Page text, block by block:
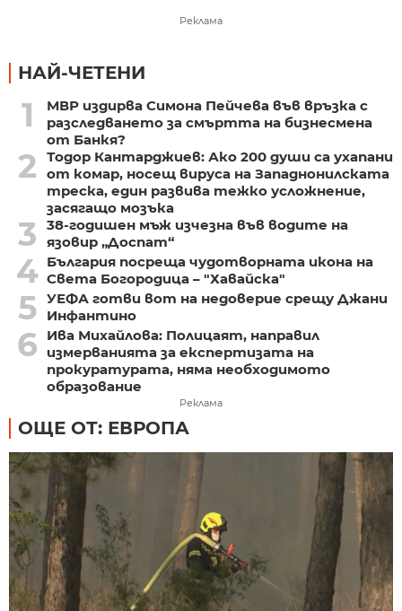
Реклама
НАЙ-ЧЕТЕНИ
1
МВР издирва Симона Пейчева във връзка с
разследването за смъртта на бизнесмена
от Банкя?
2
Тодор Кантарджиев: Ако 200 души са ухапани
от комар, носещ вируса на Западнонилската
треска, един развива тежко усложнение,
засягащо мозъка
3
38-годишен мъж изчезна във водите на
язовир „Доспат“
4 България посреща чудотворната икона на
Света Богородица – "Хавайска"
5 УЕФА готви вот на недоверие срещу Джани
Инфантино
6
Ива Михайлова: Полицаят, направил
измерванията за експертизата на
прокуратурата, няма необходимото
образование
Реклама
ОЩЕ ОТ: ЕВРОПА